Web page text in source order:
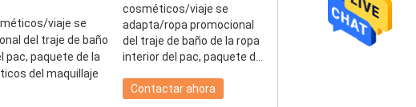
cosméticos/viaje se
adapta/ropa promocional
del traje de baño de la ropa
interior del pac, paquete de
del maquillaje
Contactar ahora